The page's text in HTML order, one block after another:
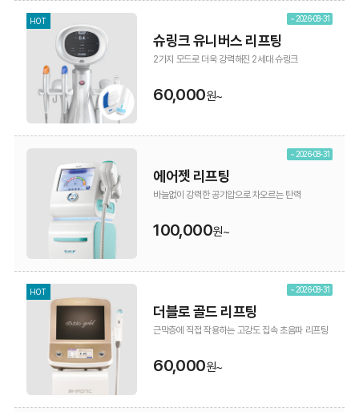
HOT
슈링크 유니버스 리프팅
2가지 모드로 더욱 강력해진 2세대 슈링크
~ 2026-08-31
60,000원~
에어젯 리프팅
바늘없이 강력한 공기압으로 차오르는 탄력
~ 2026-08-31
100,000원~
HOT
더블로 골드 리프팅
근막층에 직접 작용하는 고강도 집속 초음파 리프팅
~ 2026-08-31
60,000원~